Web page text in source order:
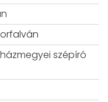
szépíró